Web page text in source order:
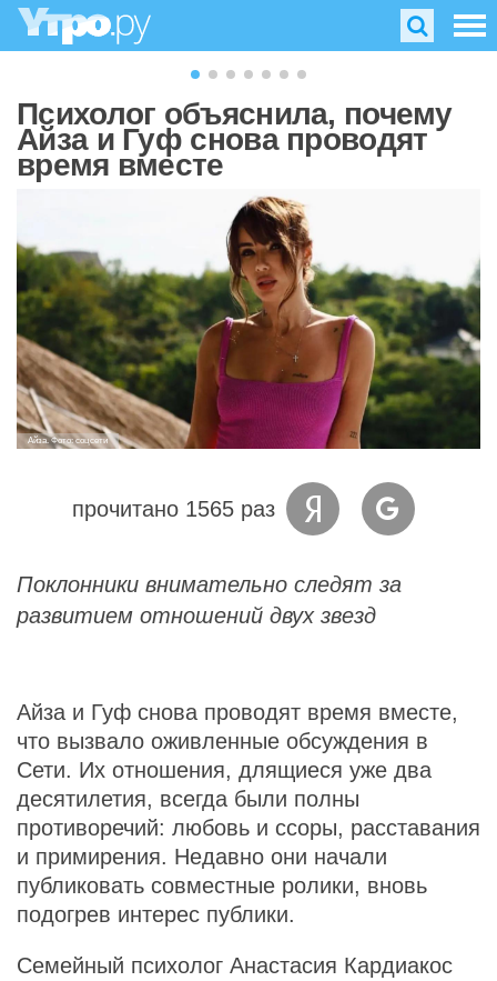
Психолог объяснила, почему
Айза и Гуф снова проводят
время вместе
Айза. Фото: соцсети
прочитано 1565 раз
Поклонники внимательно следят за
развитием отношений двух звезд
Айза и Гуф снова проводят время вместе,
что вызвало оживленные обсуждения в
Сети. Их отношения, длящиеся уже два
десятилетия, всегда были полны
противоречий: любовь и ссоры, расставания
и примирения. Недавно они начали
публиковать совместные ролики, вновь
подогрев интерес публики.
Семейный психолог Анастасия Кардиакос